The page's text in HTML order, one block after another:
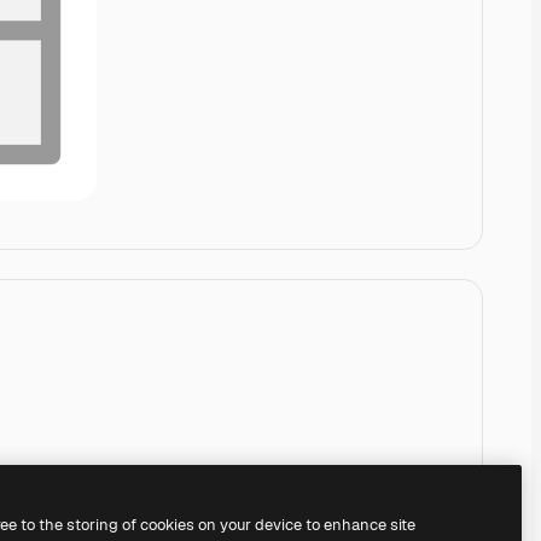
to the storing of cookies on your device to enhance site